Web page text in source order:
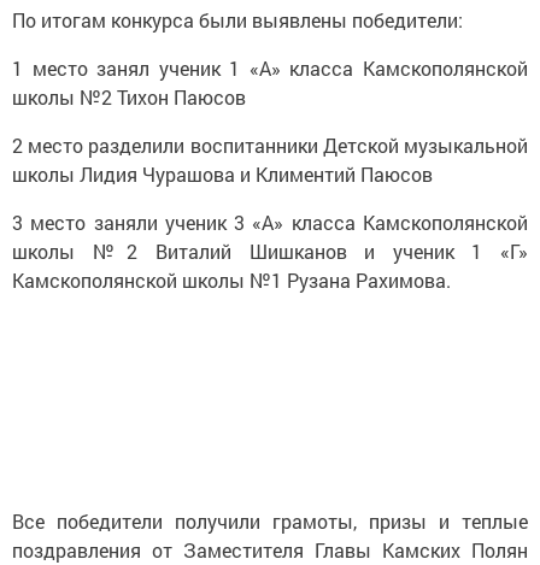
По итогам конкурса были выявлены победители:
1 место занял ученик 1 «А» класса Камскополянской
школы №2 Тихон Паюсов
2 место разделили воспитанники Детской музыкальной
школы Лидия Чурашова и Климентий Паюсов
3 место заняли ученик 3 «А» класса Камскополянской
школы №2 Виталий Шишканов и ученик 1 «Г»
Камскополянской школы №1 Рузана Рахимова.
Все победители получили грамоты, призы и теплые
поздравления от Заместителя Главы Камских Полян